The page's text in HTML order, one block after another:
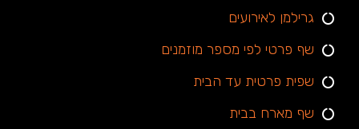
גרילמן לאירועים
שף פרטי לפי מספר מוזמנים
שפית פרטית עד הבית
שף מארח בבית